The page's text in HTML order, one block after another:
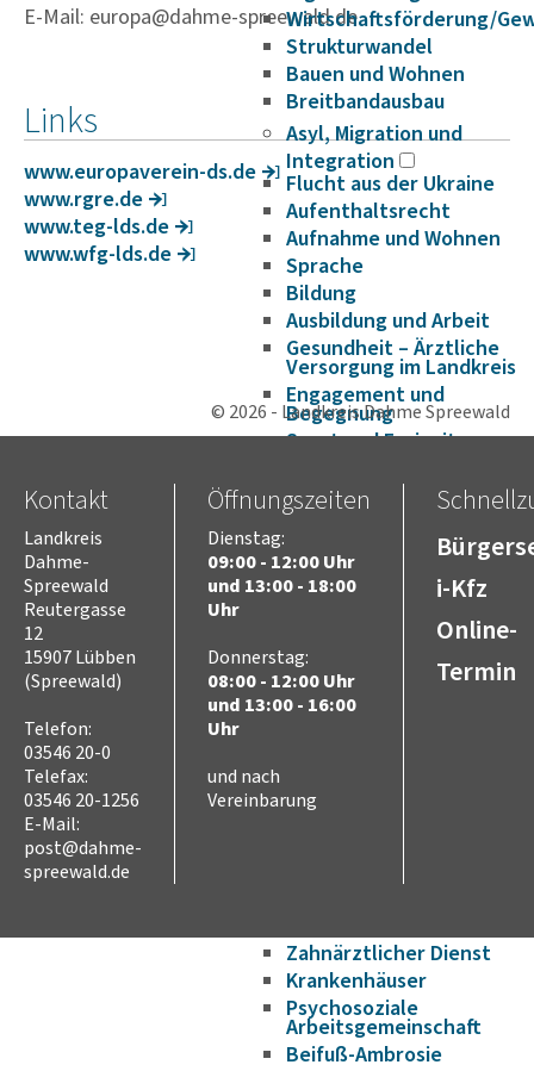
Wirtschaftsförderung/
Strukturwandel
Bauen und Wohnen
Breitbandausbau
Asyl, Migration und
Integration
Flucht aus der Ukraine
Aufenthaltsrecht
Aufnahme und Wohnen
Sprache
Bildung
Ausbildung und Arbeit
Gesundheit – Ärztliche
Versorgung im Landkreis
Engagement und
Begegnung
Sport und Freizeit
Integration
Veranstaltungshinweise
Bildung und Wissenschaft
Schulen im LDS
Kreismusikschule
Volkshochschule
Bildungscampus
Förderungen
Zahnärztlicher Dienst
Krankenhäuser
Psychosoziale
Arbeitsgemeinschaft
Beifuß-Ambrosie
E-Mail: europa@dahme-spreewald.de
Links
www.euro­pa­verein-ds.de
www.rgre.de
www.teg-lds.de
www.wfg-lds.de
© 2026 - Landkreis Dahme Spreewald
Kontakt
Landkreis
Dahme-
Spreewald
Reutergasse
12
15907 Lübben
(Spreewald)
Telefon:
03546 20-0
Telefax:
03546 20-1256
E-Mail:
post@dahme-
spreewald.de
Öffnungszeiten
Dienstag:
09:00 - 12:00 Uhr
und 13:00 - 18:00
Uhr
Donnerstag:
08:00 - 12:00 Uhr
und 13:00 - 16:00
Uhr
und nach
Vereinbarung
i-Kfz
Online-
Termin